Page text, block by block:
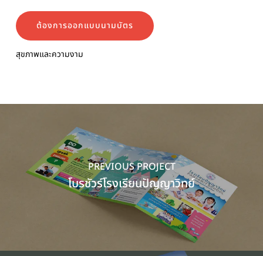
ต้องการออกแบบนามบัตร
สุขภาพและความงาม
PREVIOUS PROJECT
โบรชัวร์โรงเรียนปัญญาวิทย์